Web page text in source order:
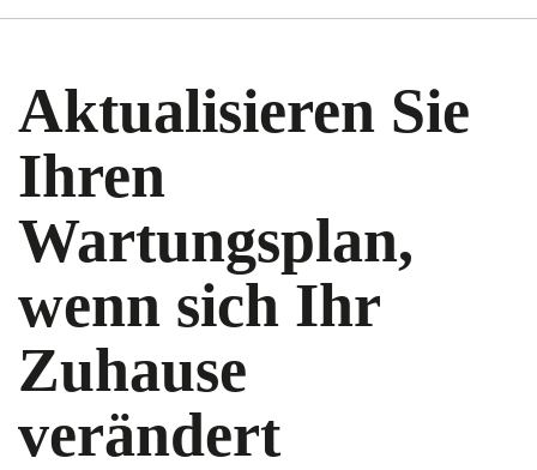
Aktualisieren Sie
Ihren
Wartungsplan,
wenn sich Ihr
Zuhause
verändert